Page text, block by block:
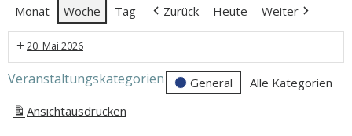
Monat Woche Tag Zurück Heute Weiter
20. Mai 2026
RadXhain
Veranstaltungskategorien General
Alle Kategorien
Ansichtausdrucken